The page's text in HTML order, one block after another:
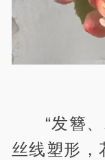
“发簪
丝线塑形，